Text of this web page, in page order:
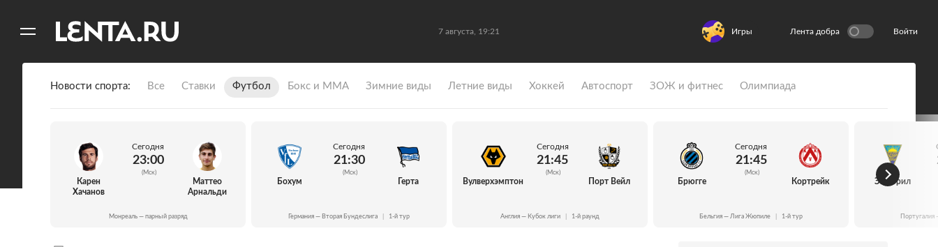
7 августа, 19:21 Игры Лента добра Войти
Новости спорта Все Ставки Футбол Бокс и ММА Зимние виды Летние виды Хоккей Автоспорт ЗОЖ и фитнес Олимпиада
Карен
Хачанов
Сегодня
23:00
(Мск)
Маттео
Арнальди
Монреаль — парный разряд
Бохум
Сегодня
21:30
(Мск)
Герта
Германия — Вторая Бундеслига 1-й тур
Вулверхэмптон
Сегодня
21:45
(Мск)
Порт Вейл
Англия — Кубок лиги 1-й раунд
Брюгге
Сегодня
21:45
(Мск)
Кортрейк
Бельгия — Лига Жюпиле 1-й тур
Эшторил